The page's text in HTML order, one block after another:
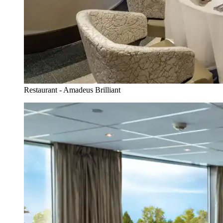
Restaurant - Amadeus Brilliant